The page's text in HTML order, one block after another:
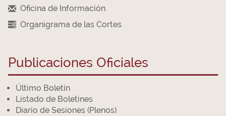
Oficina de Información
Organigrama de las Cortes
Publicaciones Oficiales
Último Boletín
Listado de Boletines
Diario de Sesiones (Plenos)